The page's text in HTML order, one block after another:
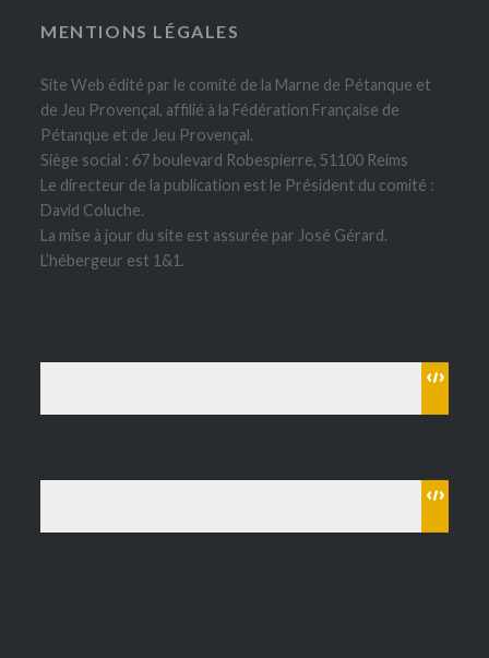
MENTIONS LÉGALES
Site Web édité par le comité de la Marne de Pétanque et
de Jeu Provençal, affilié à la Fédération Française de
Pétanque et de Jeu Provençal.
Siège social : 67 boulevard Robespierre, 51100 Reims
Le directeur de la publication est le Président du comité :
David Coluche.
La mise à jour du site est assurée par José Gérard.
L’hébergeur est 1&1.